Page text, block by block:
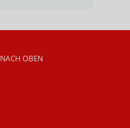
NACH OBEN